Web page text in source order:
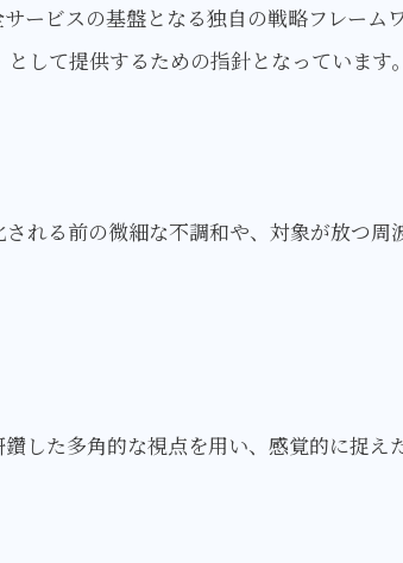
ービスの基盤となる独自の戦略フレーム
して提供するための指針となっています。
れる前の微細な不調和や、対象が放つ周
した多角的な視点を用い、感覚的に捉え